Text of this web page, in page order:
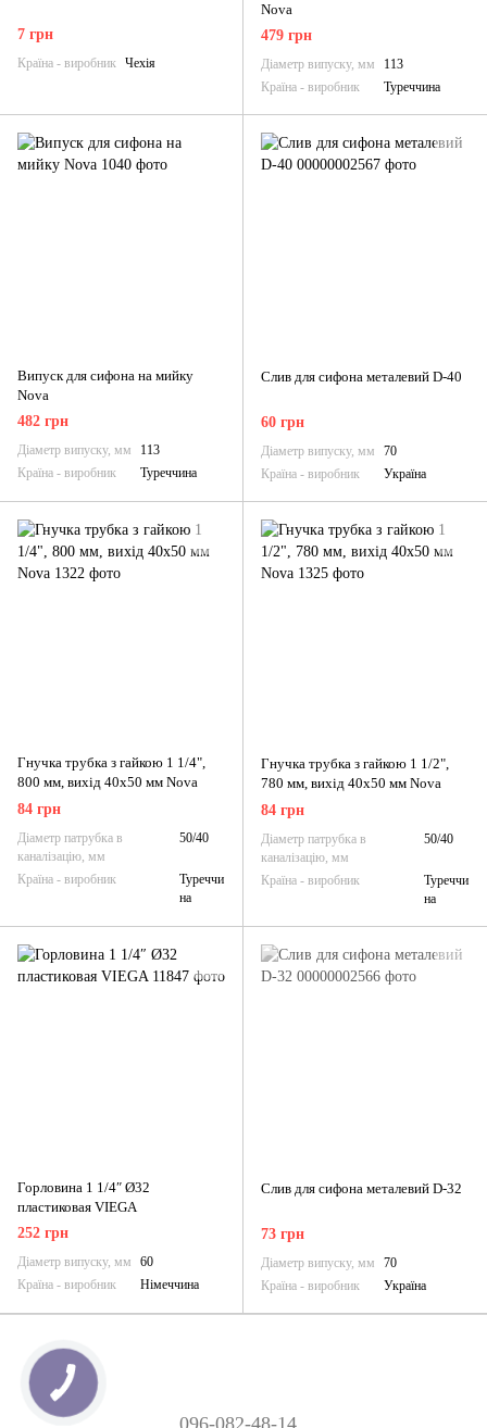
7 грн
Країна - виробник Чехія
Nova
479 грн
Діаметр випуску, мм
113
Країна - виробник
Туреччина
Випуск для сифона на мийку
Nova
482 грн
Діаметр випуску, мм
113
Країна - виробник
Туреччина
Слив для сифона металевий D-40
60 грн
Діаметр випуску, мм
70
Країна - виробник
Україна
Гнучка трубка з гайкою 1 1/4",
800 мм, вихід 40x50 мм Nova
84 грн
Діаметр патрубка в
каналізацію, мм
50/40
Країна - виробник
Туреччи
на
Гнучка трубка з гайкою 1 1/2",
780 мм, вихід 40x50 мм Nova
84 грн
Діаметр патрубка в
каналізацію, мм
50/40
Країна - виробник
Туреччи
на
Горловина 1 1/4″ Ø32
пластиковая VIEGA
252 грн
Діаметр випуску, мм
60
Країна - виробник
Німеччина
Слив для сифона металевий D-32
73 грн
Діаметр випуску, мм
70
Країна - виробник
Україна
096-082-48-14